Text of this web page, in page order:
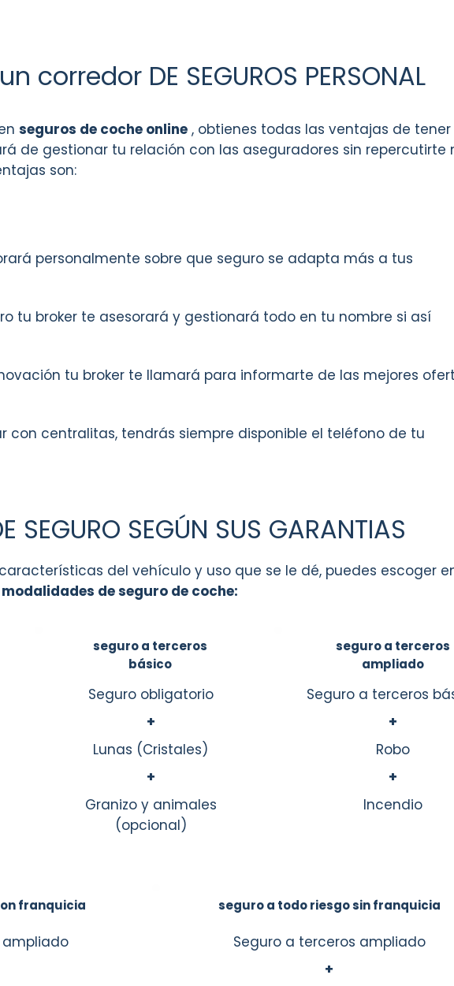
DE SEGUROS PERSONAL
seguros de coche online , obtienes todas las ventajas de tener
de gestionar tu relación con las aseguradores sin repercutirte
son:
personalmente sobre que seguro se adapta más a tus
tu broker te asesorará y gestionará todo en tu nombre si así
tu broker te llamará para informarte de las mejores
con centralitas, tendrás siempre disponible el teléfono de tu
SEGURO SEGÚN SUS GARANTIAS
del vehículo y uso que se le dé, puedes escoger
modalidades de seguro de coche:
seguro a terceros
básico
Seguro obligatorio
+
Lunas (Cristales)
+
Granizo y animales
(opcional)
seguro a terceros
ampliado
Seguro a terceros
+
Robo
+
Incendio
franquicia
ampliado
seguro a todo riesgo sin franquicia
Seguro a terceros ampliado
+